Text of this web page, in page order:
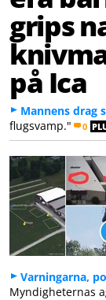
grips
på Ica
Mannens drag
flugsvamp."
0
Varningarna,
Myndigheternas